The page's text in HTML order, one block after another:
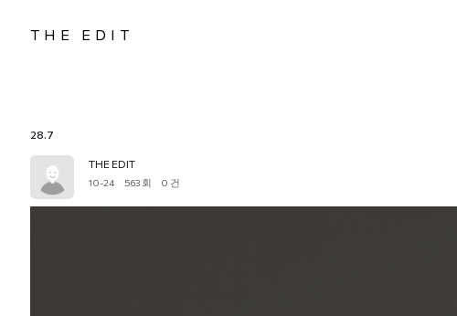
THE EDIT
28.7
THE EDIT
10-24 563 회 0 건